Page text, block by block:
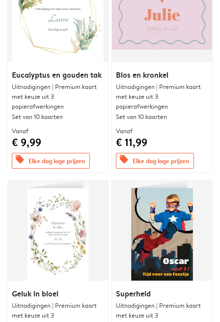
Eucalyptus en gouden tak
Uitnodigingen | Premium kaart
met keuze uit 3
papierafwerkingen
Set van 10 kaarten
Vanaf
€ 9,99
offers Elke dag lage prijzen
Blos en kronkel
Uitnodigingen | Premium kaart
met keuze uit 3
papierafwerkingen
Set van 10 kaarten
Vanaf
€ 11,99
offers Elke dag lage prijzen
Geluk in bloei
Uitnodigingen | Premium kaart
met keuze uit 3
Superheld
Uitnodigingen | Premium kaart
met keuze uit 3